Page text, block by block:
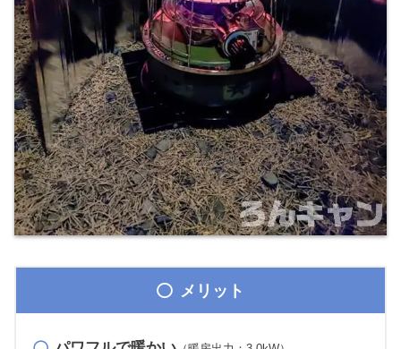
メリット